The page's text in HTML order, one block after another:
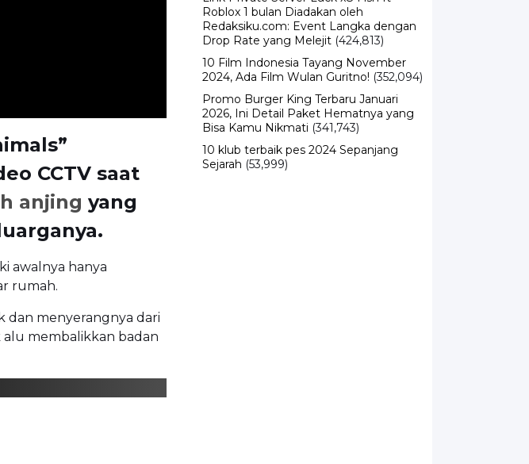
CCTV saat
anjing yang
awalnya hanya
rumah.
dan menyerangnya dari
membalikkan badan
Drop Rate yang Melejit (424,813)
10 Film Indonesia Tayang November
Promo Burger King Terbaru Januari
Bisa Kamu Nikmati
(341,743)
10 klub terbaik pes 2024 Sepanjang